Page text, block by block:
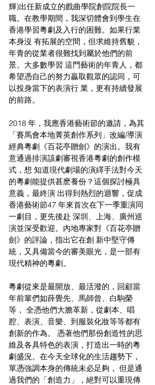
輝)出任新成立的戲曲學院創院院長一
職。在教學期間，我深切體會到學生在
香港學習粵劇及入行的困難。如果行業
本身沒 有拓展的空間，但求維持舊貌，
年青的從業者很難找到屬於他們的前
景。大多數學習 這門藝術的年青人，都
希望憑自己的努力贏取觀眾的認同，可
以投身當下的表演行 業，更有持續發展
的前路。
2018 年，我應香港藝術節的邀請，為其
「賽馬會本地菁英創作系列」改編/導演
經典粵劇《百花亭贈劍》的演出。我有
意通過排演該劇審視香港粵劇的創作模
式，想 知道現代劇場的演繹手法對今天
的粵劇能提供甚麽養份？這個探討極具
意義，最終演 出得到熱烈的迴響，促成
香港藝術節47 年來首次在下一季重演同
一劇目，更先後赴 深圳、上海、廣州巡
演並深受歡迎。內地專家對《百花亭贈
劍》的評論，指出它在創 新中堅守傳
統，又具備當今的審美眼光，是一部有
現代精神的粵劇。
粵劇從來是最開放、最活潑的，回顧當
年前輩們如薛覺先、馬師曾、白駒榮
等， 全憑他們大膽革新，從劇本、唱
腔、表演、音樂、到服裝化妝等等都有
創新的作為。 憑著他們那份創造性的思
維及各具特色的表演，打造出一時的粵
劇盛況。在今天全球化的生活趨勢下，
單憑強調本身的傳統未必足夠， 但是通
過我們的「創造力」，絕對可以重現傳